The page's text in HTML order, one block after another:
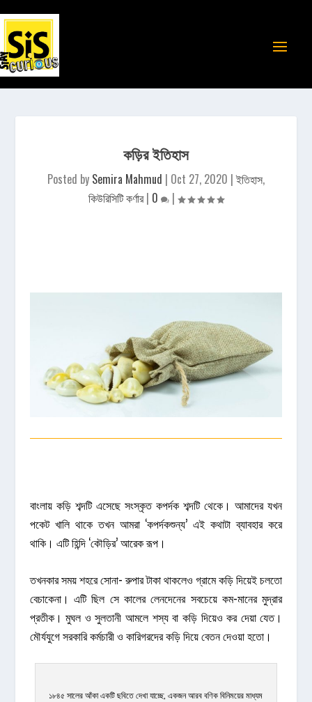
কড়ির ইতিহাস
Posted by Semira Mahmud | Oct 27, 2020 |ইতিহাস,
কিউরিসিটি কর্ণার| 0 |
বাংলায় কড়ি শব্দটি এসেছে সংস্কৃত কপর্দক শব্দটি থেকে। আমাদের যখন
পকেট খালি থাকে তখন আমরা ‘কপর্দকশুন্য’ এই কথাটা ব্যাবহার করে
থাকি। এটি হিন্দি ‘কৌড়ির’ আরেক রূপ।
তখনকার সময় শহরে সোনা- রুপার টাকা থাকলেও গ্রামে কড়ি দিয়েই চলতো
বেচাকেনা। এটি ছিল সে কালের লেনদেনের সবচেয়ে কম-মানের মুদ্রার
প্রতীক। মুঘল ও সুলতানী আমলে শস্য বা কড়ি দিয়েও কর দেয়া যেত।
মৌর্যযুগে সরকারি কর্মচারী ও কারিগরদের কড়ি দিয়ে বেতন দেওয়া হতো।
১৮৪৫ সালের আঁকা একটি ছবিতে দেখা যাচ্ছে, একজন আরব বণিক বিনিময়ের মাধ্যম